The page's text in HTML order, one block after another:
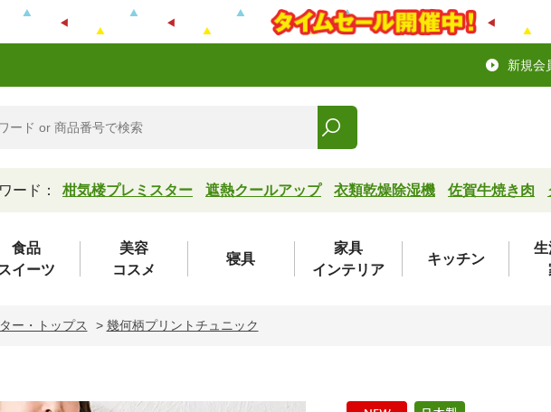
新規会
ード： 柑気楼プレミスター 遮熱クールアップ 衣類乾燥除湿機 佐賀牛焼き肉
食品
スイーツ
美容
コスメ
寝具
家具
インテリア
キッチン
生
ー・トップス > 幾何柄プリントチュニック